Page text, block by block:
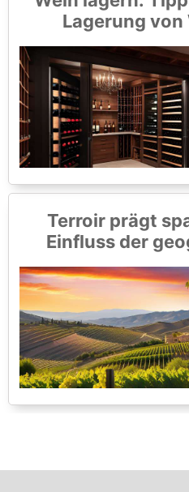
Lagerung von
Terroir prägt
Einfluss der